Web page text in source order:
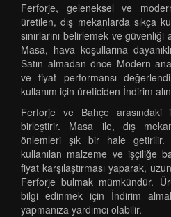
Ferforje, geleneksel ve
üretilen, dış mekanlarda sıkça
sınırlarını belirlemek ve güvenliği
Masa, hava koşullarına
Satın almadan önce Modern
ve fiyat performansı
kullanım için üreticiden İndirim
Ferforje ve Bahçe
birleştirir. Masa ile, dış
önlemleri şık bir hale
kullanılan malzeme ve işçiliğe
fiyat karşılaştırması yaparak,
Ferforje bulmak mümkündür.
bilgi edinmek için İndirim
yapmanıza yardımcı olabilir.